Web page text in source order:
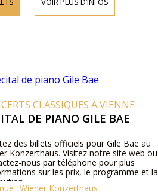
CLASSIQUES À VIENNE
DE PIANO GILE BAE
des billets officiels pour Gile Bae au
Konzerthaus. Visitez notre site web ou
nous par téléphone pour plus
sur les prix, le programme et la
Wiener Konzerthaus